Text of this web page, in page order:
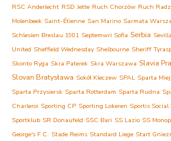
RSC Anderlecht RSD Jette Ruch Chorzów Ruch
Molenbeek Saint-Étienne San Marino Sarmata
Schlesien Breslau 1901 Septemwri Sofia Serbia
United Sheffield Wednesday Shelbourne Sheriff
Skonto Ryga Skra Paterek Skra Warszawa Slavia
Slovan Bratysława Sokół Kleczew SPAL Sparta
Sparta Przysiersk Sparta Rotterdam Sparta Rudna
Charleroi Sporting CP Sporting Lokeren Sportis
Sportklub SR Donaufeld SSC Bari SS Lazio SS
George's F.C. Stade Reims Standard Liege Start